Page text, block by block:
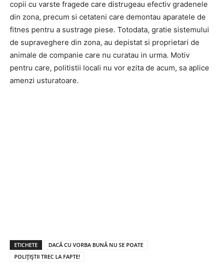
copii cu varste fragede care distrugeau efectiv gradenele
din zona, precum si cetateni care demontau aparatele de
fitnes pentru a sustrage piese. Totodata, gratie sistemului
de supraveghere din zona, au depistat si proprietari de
animale de companie care nu curatau in urma. Motiv
pentru care, politistii locali nu vor ezita de acum, sa aplice
amenzi usturatoare.
ETICHETE
DACĂ CU VORBA BUNĂ NU SE POATE
POLIŢIŞTII TREC LA FAPTE!